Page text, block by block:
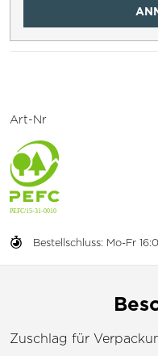
Bestellschluss: Mo-Fr
Art-Nr
Zuschlag für